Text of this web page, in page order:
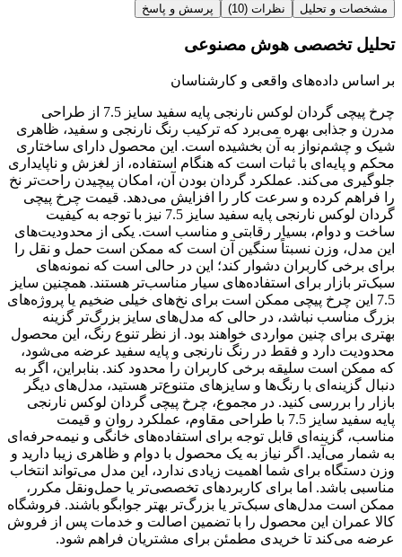
مشخصات و تحلیل
نظرات (10) پرسش و پاسخ
تحلیل تخصصی هوش مصنوعی
بر اساس داده‌های واقعی و کارشناسان
چرخ پیچی گردان لوکس نارنجی پایه سفید سایز 7.5 از طراحی
مدرن و جذابی بهره می‌برد که ترکیب رنگ نارنجی و سفید، ظاهری
شیک و چشم‌نواز به آن بخشیده است. این محصول دارای ساختاری
محکم و پایه‌ای با ثبات است که هنگام استفاده، از لغزش و ناپایداری
جلوگیری می‌کند. عملکرد گردان بودن آن، امکان پیچیدن راحت‌تر نخ
را فراهم کرده و سرعت کار را افزایش می‌دهد. قیمت چرخ پیچی
گردان لوکس نارنجی پایه سفید سایز 7.5 نیز با توجه به کیفیت
ساخت و دوام، بسیار رقابتی و مناسب است. یکی از محدودیت‌های
این مدل، وزن نسبتاً سنگین آن است که ممکن است حمل و نقل را
برای برخی کاربران دشوار کند؛ این در حالی است که نمونه‌های
سبک‌تر بازار برای استفاده‌های سیار مناسب‌تر هستند. همچنین سایز
7.5 این چرخ پیچی ممکن است برای نخ‌های خیلی ضخیم یا پروژه‌های
بزرگ مناسب نباشد، در حالی که مدل‌های سایز بزرگ‌تر گزینه
بهتری برای چنین مواردی خواهند بود. از نظر تنوع رنگ، این محصول
محدودیت دارد و فقط در رنگ نارنجی و پایه سفید عرضه می‌شود،
که ممکن است سلیقه برخی کاربران را محدود کند. بنابراین، اگر به
دنبال گزینه‌ای با رنگ‌ها و سایزهای متنوع‌تر هستید، مدل‌های دیگر
بازار را بررسی کنید. در مجموع، چرخ پیچی گردان لوکس نارنجی
پایه سفید سایز 7.5 با طراحی مقاوم، عملکرد روان و قیمت
مناسب، گزینه‌ای قابل توجه برای استفاده‌های خانگی و نیمه‌حرفه‌ای
به شمار می‌آید. اگر نیاز به یک محصول با دوام و ظاهری زیبا دارید و
وزن دستگاه برای شما اهمیت زیادی ندارد، این مدل می‌تواند انتخاب
مناسبی باشد. اما برای کاربردهای تخصصی‌تر یا حمل‌ونقل مکرر،
ممکن است مدل‌های سبک‌تر یا بزرگ‌تر بهتر جوابگو باشند. فروشگاه
کالا عمران این محصول را با تضمین اصالت و خدمات پس از فروش
عرضه می‌کند تا خریدی مطمئن برای مشتریان فراهم شود.